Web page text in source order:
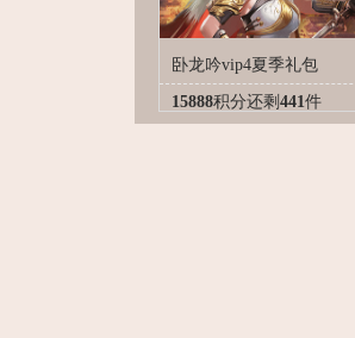
卧龙吟vip4夏季礼包
15888积分还剩 441件